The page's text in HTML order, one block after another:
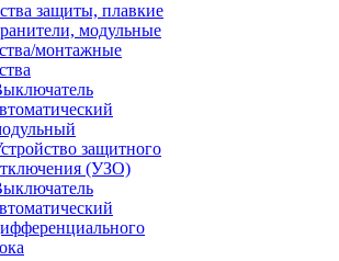
защиты, плавкие
модульные
монтажные
защитного
(УЗО)